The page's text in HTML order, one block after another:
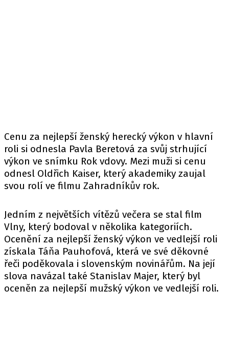
Cenu za nejlepší ženský herecký výkon v hlavní
roli si odnesla Pavla Beretová za svůj strhující
výkon ve snímku Rok vdovy. Mezi muži si cenu
odnesl Oldřich Kaiser, který akademiky zaujal
svou rolí ve filmu Zahradníkův rok.
Jedním z největších vítězů večera se stal film
Vlny, který bodoval v několika kategoriích.
Ocenění za nejlepší ženský výkon ve vedlejší roli
získala Táňa Pauhofová, která ve své děkovné
řeči poděkovala i slovenským novinářům. Na její
slova navázal také Stanislav Majer, který byl
oceněn za nejlepší mužský výkon ve vedlejší roli.